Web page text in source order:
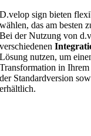
D.velop sign bieten
wählen, das am besten
Bei der Nutzung von
verschiedenen
Lösung nutzen, um
Transformation in
der Standardversion
erhältlich.